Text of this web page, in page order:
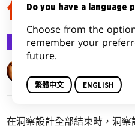
依克黎洞察
萬智創生 2020-05-04
在洞察設計全部結束時，洞
Do you have a language
Choose from the
remember your
future.
繁體中文 ENGLISH